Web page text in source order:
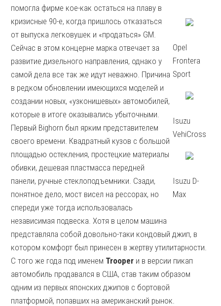
Opel
Frontera
Sport
Isuzu
VehiCross
Isuzu D-
Max
помогла фирме кое-как остаться на плаву в
кризисные 90-е, когда пришлось отказаться
от выпуска легковушек и «продаться» GM.
Сейчас в этом концерне марка отвечает за
развитие дизельного направления, однако у
самой дела все так же идут неважно. Причина
в редком обновлении имеющихся моделей и
создании новых, «узконишевых» автомобилей,
которые в итоге оказывались убыточными.
Первый Bighorn был ярким представителем
своего времени. Квадратный кузов с большой
площадью остекления, простецкие материалы
обивки, дешевая пластмасса передней
панели, ручные стеклоподъемники. Сзади,
понятное дело, мост висел на рессорах, но
спереди уже тогда использовалась
независимая подвеска. Хотя в целом машина
представляла собой довольно-таки кондовый джип, в
котором комфорт был принесен в жертву утилитарности.
С того же года под именем Trooper и в версии пикап
автомобиль продавался в США, став таким образом
одним из первых японских джипов с бортовой
платформой, попавших на американский рынок.